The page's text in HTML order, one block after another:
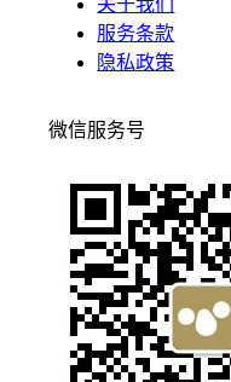
服务条款
隐私政策
微信服务号